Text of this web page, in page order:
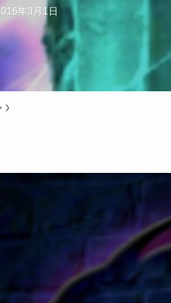
年3月1日